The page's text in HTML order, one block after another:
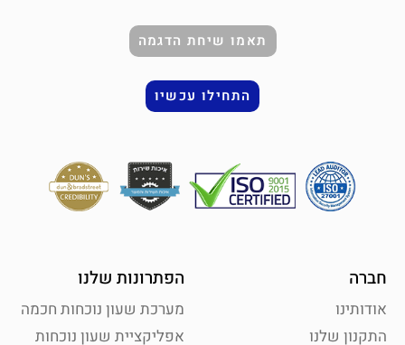
תאמו שיחת הדגמה
התחילו עכשיו
חברה
אודותינו
התקנון שלנו
הפתרונות שלנו
מערכת שעון נוכחות חכמה
אפליקציית שעון נוכחות